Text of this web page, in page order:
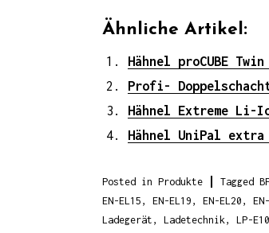
Ähnliche Artikel:
Hähnel proCUBE
Profi-
Hähnel Extreme Li-
Hähnel UniPal extra
Posted in Produkte Tagged
EN-EL15 , EN-EL19 , EN-EL20 ,
Ladegerät , Ladetechnik, LP-E10